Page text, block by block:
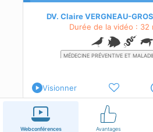
Webconférences Avantages
DV. Claire VERGNEAU-
Durée de la vidéo : 32
MÉDECINE PRÉVENTIVE ET
Visionner
Français Conditions